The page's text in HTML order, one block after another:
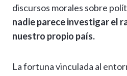
discursos morales sobre
nadie parece investigar el
nuestro propio país.
La fortuna vinculada al